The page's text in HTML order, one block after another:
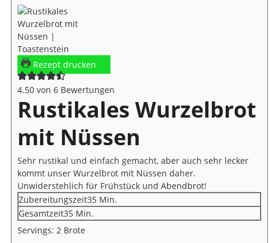
Rezept drucken
4.50 von 6 Bewertungen
Rustikales Wurzelbrot
mit Nüssen
Sehr rustikal und einfach gemacht, aber auch sehr lecker
kommt unser Wurzelbrot mit Nüssen daher.
Unwiderstehlich für Frühstück und Abendbrot!
Zubereitungszeit35Minuten
Min.
Gesamtzeit35Minuten
Min.
Servings: 2 Brote